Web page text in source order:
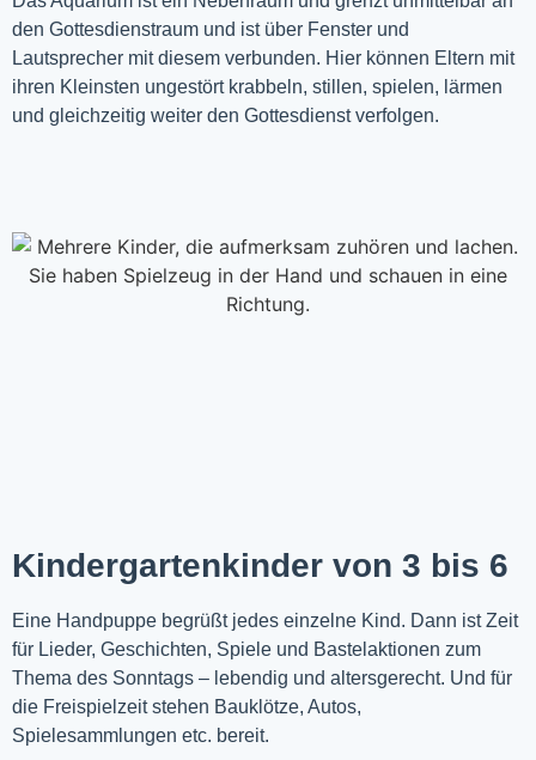
den Gottesdienstraum und ist über Fenster und
Lautsprecher mit diesem verbunden. Hier können Eltern mit
ihren Kleinsten ungestört krabbeln, stillen, spielen, lärmen
und gleichzeitig weiter den Gottesdienst verfolgen.
Kindergartenkinder von 3 bis 6
Eine Handpuppe begrüßt jedes einzelne Kind. Dann ist Zeit
für Lieder, Geschichten, Spiele und Bastelaktionen zum
Thema des Sonntags – lebendig und altersgerecht. Und für
die Freispielzeit stehen Bauklötze, Autos,
Spielesammlungen etc. bereit.